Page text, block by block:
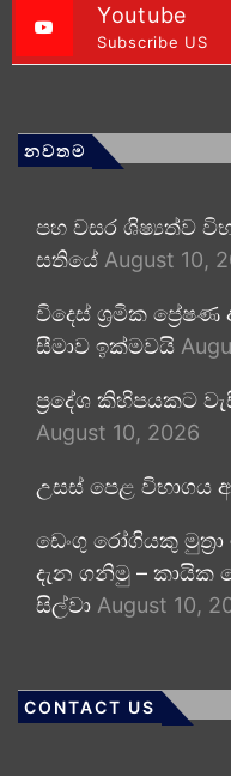
Youtube
Subscribe US
නවතම
පහ වසර ශිෂ්‍යත්ව
සතියේ August 10,
විදෙස් ශ්‍රමික
සීමාව ඉක්මවයි
ප්‍රදේශ කිහිපයකට
August 10, 2026
උසස් පෙළ විභාගය
ඩෙංගු රෝගියකු
දැන ගනිමු – කායික
සිල්වා August 10,
CONTACT US